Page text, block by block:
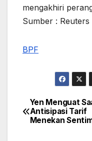
mengakhiri
Sumber : Reuters
BPF
Post
Yen Menguat
Antisipasi Tarif
Menekan